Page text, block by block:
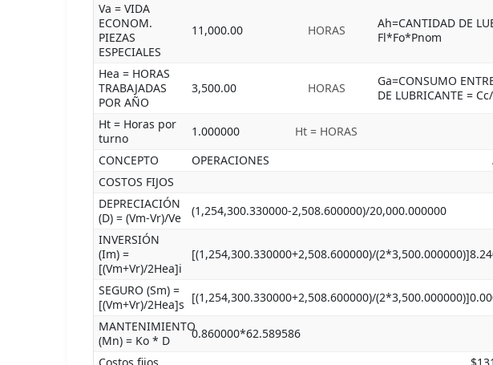
Va = VIDA
ECONOM.
PIEZAS
ESPECIALES
11,000.00 HORAS
Ah=CANTIDAD DE
Fl*Fo*Pnom
Hea = HORAS
TRABAJADAS
POR AÑO
3,500.00 HORAS
Ga=CONSUMO
DE LUBRICANTE =
Ht = Horas por
turno
1.000000
Ht = HORAS
CONCEPTO
OPERACIONES
COSTOS FIJOS
DEPRECIACIÓN
(D) = (Vm-Vr)/Ve
(1,254,300.330000-2,508.600000)/20,000.000000
INVERSIÓN
(Im) =
[(Vm+Vr)/2Hea]i
[(1,254,300.330000+2,508.600000)/
SEGURO (Sm) =
[(Vm+Vr)/2Hea]s [(1,254,300.330000+2,508.600000)/
MANTENIMIENTO
(Mn) = Ko * D
0.860000*62.589586